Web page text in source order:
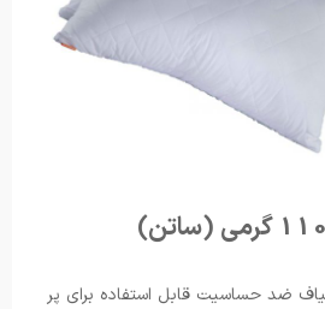
ضد حساسیت قابل استفاده برای پر